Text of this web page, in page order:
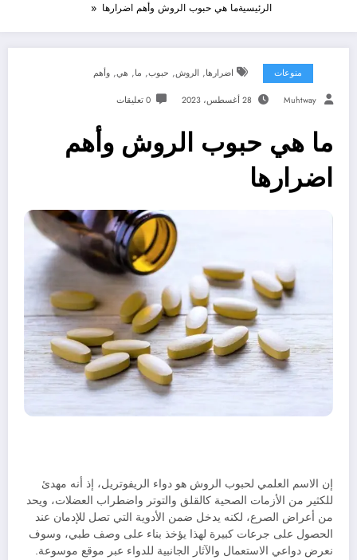
الرئيسيةما هي حبوب الروش وأهم اضرارها
منوعات اضرارها, الروش, حبوب, ما, هي, وأهم
Muhtway 28 أغسطس، 2023 0 تعليقات
ما هي حبوب الروش وأهم
اضرارها
إن الاسم العلمي لحبوب الروش هو دواء الريفوتريل، إذ أنه مهدئ
للكثير من الأزمات الصحية كالقلق والتوتر واضطراب العضلات، ويحد
من أعراض الصرع، لكنه يدخل ضمن الأدوية التي تصل للإدمان عند
الحصول على جرعات كبيرة لهذا يؤخذ بناء على وصف طبي، وسوف
نعرض دواعي الاستعمال والآثار الجانبية للدواء عبر موقع موسوعة.